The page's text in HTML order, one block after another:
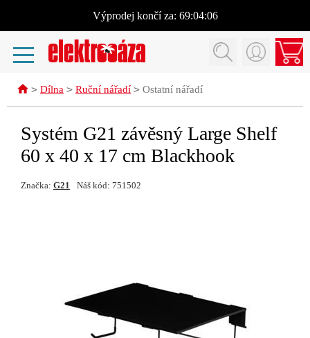
Výprodej končí za: 69:04:05
> Dílna > Ruční nářadí > Ostatní nářadí
Systém G21 závěsný Large Shelf
60 x 40 x 17 cm Blackhook
Značka: G21 Náš kód: 751502